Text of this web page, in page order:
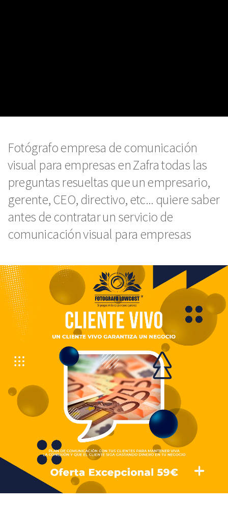
Fotógrafo empresa de comunicación
visual para empresas en Zafra todas las
preguntas resueltas que un empresario,
gerente, CEO, directivo, etc... quiere saber
antes de contratar un servicio de
comunicación visual para empresas